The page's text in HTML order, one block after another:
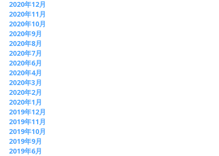
2020年12月
2020年11月
2020年10月
2020年9月
2020年8月
2020年7月
2020年6月
2020年4月
2020年3月
2020年2月
2020年1月
2019年12月
2019年11月
2019年10月
2019年9月
2019年6月